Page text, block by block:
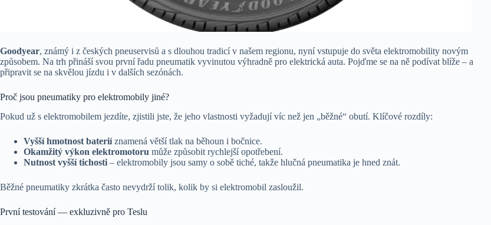
Goodyear, známý i z českých pneuservisů a s dlouhou tradicí v našem regionu, nyní vstupuje do světa elektromobility novým
způsobem. Na trh přináší svou první řadu pneumatik vyvinutou výhradně pro elektrická auta. Pojďme se na ně podívat blíže – a
připravit se na skvělou jízdu i v dalších sezónách.
Proč jsou pneumatiky pro elektromobily jiné?
Pokud už s elektromobilem jezdíte, zjistili jste, že jeho vlastnosti vyžadují víc než jen „běžné“ obutí. Klíčové rozdíly:
Vyšší hmotnost bateriíznamená větší tlak na běhoun i bočnice.
Okamžitý výkon elektromotoru může způsobit rychlejší opotřebení.
Nutnost vyšší tichosti – elektromobily jsou samy o sobě tiché, takže hlučná pneumatika je hned znát.
Běžné pneumatiky zkrátka často nevydrží tolik, kolik by si elektromobil zasloužil.
První testování — exkluzivně pro Teslu